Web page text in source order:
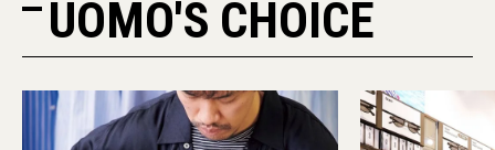
UOMO'S CHOICE